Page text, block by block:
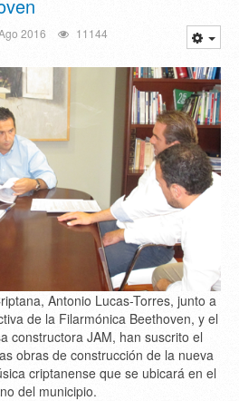
2016 11144
Antonio Lucas-Torres, junto a
de la Filarmónica Beethoven, y el
constructora JAM, han suscrito el
obras de construcción de la nueva
criptanense que se ubicará en el
del municipio.